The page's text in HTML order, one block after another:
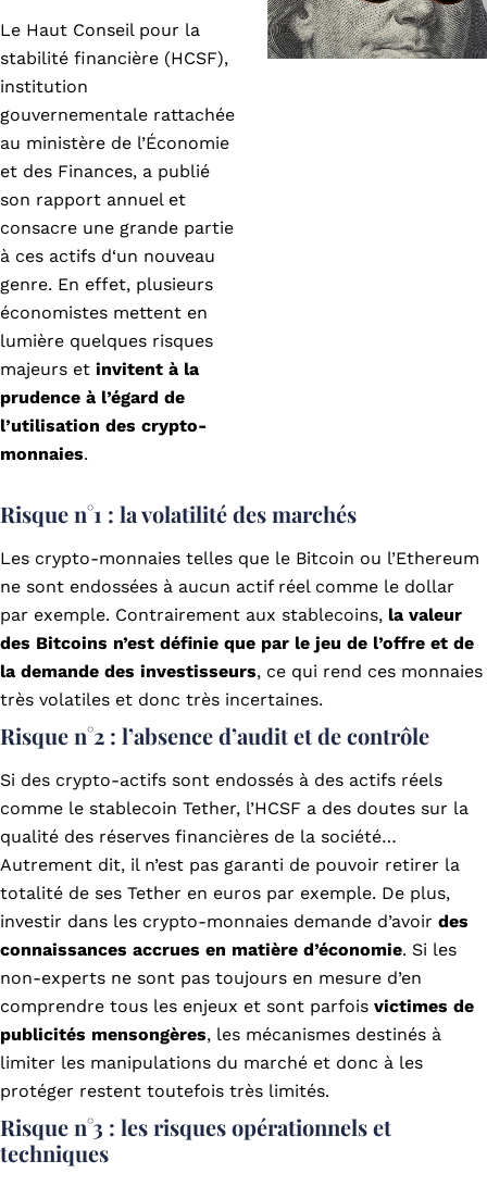
Le Haut Conseil pour la
stabilité financière (HCSF),
institution
gouvernementale rattachée
au ministère de l’Économie
et des Finances, a publié
son rapport annuel et
consacre une grande partie
à ces actifs d‘un nouveau
genre. En effet, plusieurs
économistes mettent en
lumière quelques risques
majeurs et invitent à la
prudence à l’égard de
l’utilisation des crypto-
monnaies.
Risque n°1 : la volatilité des marchés
Les crypto-monnaies telles que le Bitcoin ou l’Ethereum
ne sont endossées à aucun actif réel comme le dollar
par exemple. Contrairement aux stablecoins, la valeur
des Bitcoins n’est définie que par le jeu de l’offre et de
la demande des investisseurs, ce qui rend ces monnaies
très volatiles et donc très incertaines.
Risque n°2 : l’absence d’audit et de contrôle
Si des crypto-actifs sont endossés à des actifs réels
comme le stablecoin Tether, l’HCSF a des doutes sur la
qualité des réserves financières de la société…
Autrement dit, il n’est pas garanti de pouvoir retirer la
totalité de ses Tether en euros par exemple. De plus,
investir dans les crypto-monnaies demande d’avoir des
connaissances accrues en matière d’économie. Si les
non-experts ne sont pas toujours en mesure d’en
comprendre tous les enjeux et sont parfois victimes de
publicités mensongères, les mécanismes destinés à
limiter les manipulations du marché et donc à les
protéger restent toutefois très limités.
Risque n°3 : les risques opérationnels et
techniques